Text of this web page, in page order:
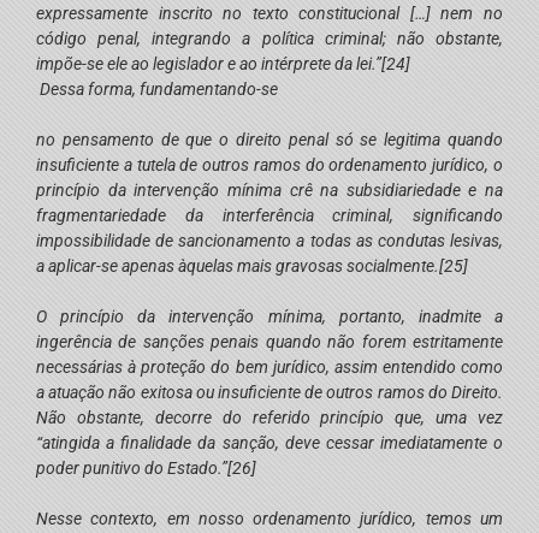
expressamente inscrito no texto constitucional […] nem no
código penal, integrando a política criminal; não obstante,
impõe-se ele ao legislador e ao intérprete da lei.”[24]
Dessa forma, fundamentando-se
no pensamento de que o direito penal só se legitima quando
insuficiente a tutela de outros ramos do ordenamento jurídico, o
princípio da intervenção mínima crê na subsidiariedade e na
fragmentariedade da interferência criminal, significando
impossibilidade de sancionamento a todas as condutas lesivas,
a aplicar-se apenas àquelas mais gravosas socialmente.[25]
O princípio da intervenção mínima, portanto, inadmite a
ingerência de sanções penais quando não forem estritamente
necessárias à proteção do bem jurídico, assim entendido como
a atuação não exitosa ou insuficiente de outros ramos do Direito.
Não obstante, decorre do referido princípio que, uma vez
“atingida a finalidade da sanção, deve cessar imediatamente o
poder punitivo do Estado.”[26]
Nesse contexto, em nosso ordenamento jurídico, temos um